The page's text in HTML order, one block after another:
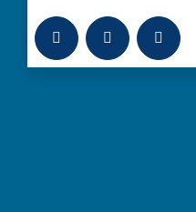
Ajouter à la bibliothèque
Télécharger